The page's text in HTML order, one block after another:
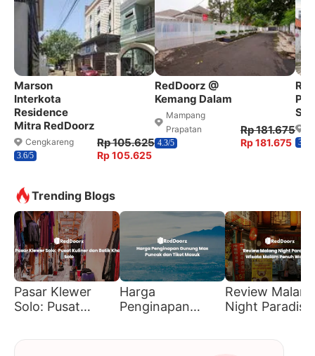
Marson
Interkota
Residence
Mitra RedDoorz
Cengkareng
3.6/5
Rp 105.625
Rp 105.625
RedDoorz @
Kemang Dalam
Mampang
Prapatan
4.3/5
Rp 181.675
Rp 181.675 3.8/5
Trending Blogs
Pasar Klewer
Solo: Pusat
Harga
Penginapan
Review Malang
Night Paradise: